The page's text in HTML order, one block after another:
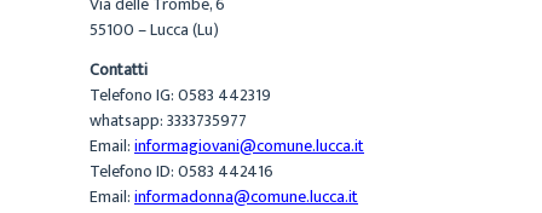
55100 – Lucca (Lu)
Contatti
Telefono IG: 0583 442319
whatsapp: 3333735977
Email:informagiovani@comune.lucca.it
Telefono ID: 0583 442416
Email:informadonna@comune.lucca.it